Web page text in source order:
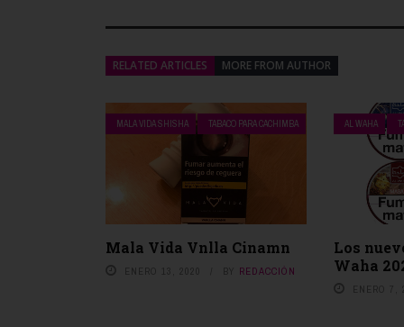
RELATED ARTICLES MORE FROM AUTHOR
MALA VIDA SHISHA TABACO PARA CACHIMBA
Mala Vida Vnlla Cinamn
ENERO 13, 2020 BY REDACCIÓN
AL WAHA
Los
Waha
internacional o cualquier
9. He leído todo el